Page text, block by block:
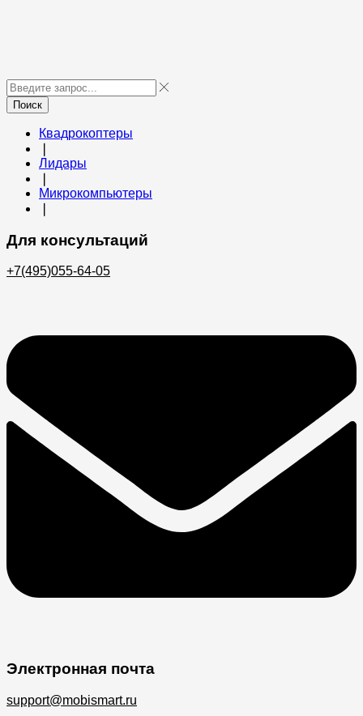
Поиск
Квадрокоптеры
Лидары
Микрокомпьютеры
Для консультаций
+7(495)055-64-05
Электронная почта
support@mobismart.ru